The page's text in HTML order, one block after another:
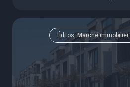
Éditos, Marché